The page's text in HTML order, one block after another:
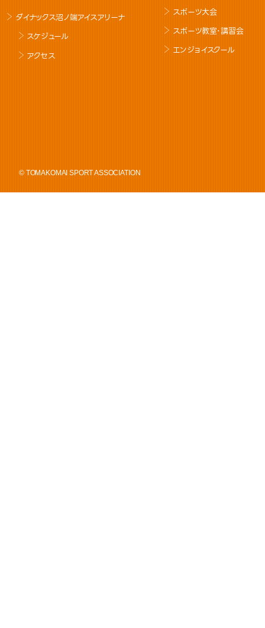
ダイナックス沼ノ端アイスアリーナ
スケジュール
アクセス
スポーツ大会
スポーツ教室･講習会
エンジョイスクール
© TOMAKOMAI SPORT ASSOCIATION